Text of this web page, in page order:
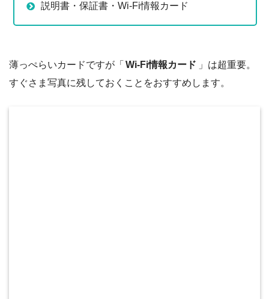
説明書・保証書・Wi-Fi情報カード
薄っぺらいカードですが「 Wi-Fi情報カード 」は超重要。
すぐさま写真に残しておくことをおすすめします。